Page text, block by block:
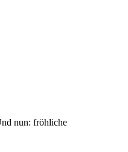
nun: fröhliche